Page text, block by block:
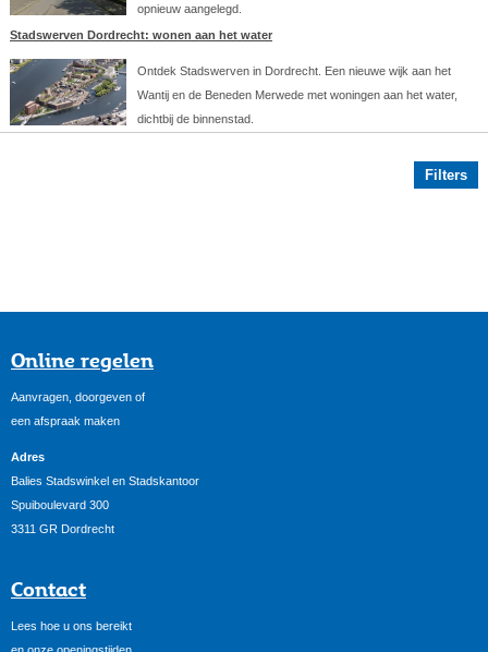
opnieuw aangelegd.
Stadswerven Dordrecht: wonen aan het water
Ontdek Stadswerven in Dordrecht. Een nieuwe wijk aan het
Wantij en de Beneden Merwede met woningen aan het water,
dichtbij de binnenstad.
Filters
Online regelen
Aanvragen, doorgeven of
een afspraak maken
Adres
Balies Stadswinkel en Stadskantoor
Spuiboulevard 300
3311 GR Dordrecht
Contact
Lees hoe u ons bereikt